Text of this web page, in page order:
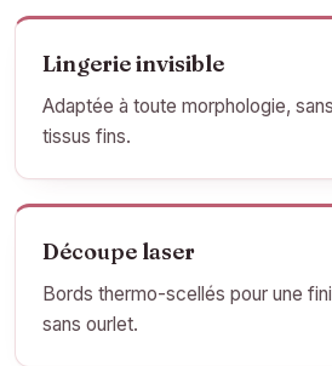
Lingerie invisible
Adaptée à toute morphologie,
tissus fins.
Découpe laser
Bords thermo-scellés pour une
sans ourlet.